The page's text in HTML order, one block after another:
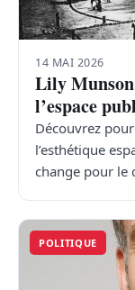
14 MAI 2026
Lily Munson
l’espace
Découvrez
l’esthétique
change pour le
POLITIQUE